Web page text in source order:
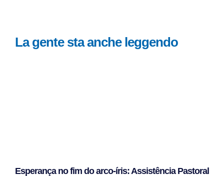
La gente sta anche leggendo
Esperança no fim do arco-íris: Assistência Pastoral